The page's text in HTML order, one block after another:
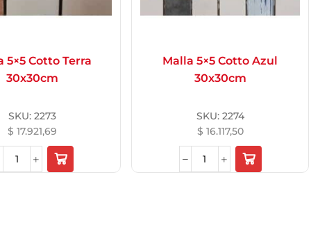
5×5 Cotto Terra
30x30cm
SKU:2273
$ 17.921,69
Malla 5×5 Cotto Azul
30x30cm
SKU: 2274
$ 16.117,50